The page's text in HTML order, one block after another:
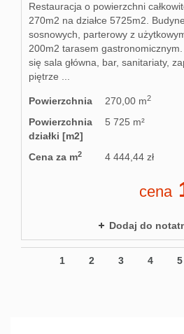
Restauracja o powierzchni
270m2 na działce 5725m2.
sosnowych, parterowy z
200m2 tarasem
się sala główna, bar, sanitariaty,
piętrze ...
Powierzchnia 270,00 m2
Powierzchnia
działki [m2]
5 725 m²
Cena za m2 4 444,44 zł
cena
Dodaj do
1 2 3 4 5